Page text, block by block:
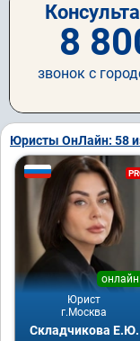
8
звонок с
Юристы ОнЛайн: 58
Юрист
онлайн
г.Москва
Складчикова Е.Ю.